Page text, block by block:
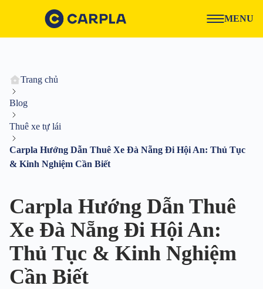
MENU
Trang chủ
Blog
Thuê xe tự lái
Carpla Hướng Dẫn Thuê Xe Đà Nẵng Đi Hội An: Thủ Tục
& Kinh Nghiệm Cần Biết
Carpla Hướng Dẫn Thuê
Xe Đà Nẵng Đi Hội An:
Thủ Tục & Kinh Nghiệm
Cần Biết